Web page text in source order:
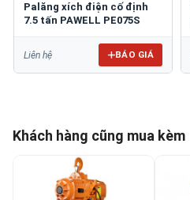
Palăng xích điện cố định
7.5 tấn PAWELL PE075S
Liên hệ BÁO GIÁ
Khách hàng cũng mua kèm